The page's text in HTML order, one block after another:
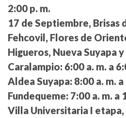
2:00 p. m.
17 de Septiembre, Brisas
Fehcovil, Flores de
Higueros, Nueva Suyapa
Caralampio: 6:00 a. m. a
Aldea Suyapa: 8:00 a. m.
Fundequeme: 7:00 a. m. a
Villa Universitaria I